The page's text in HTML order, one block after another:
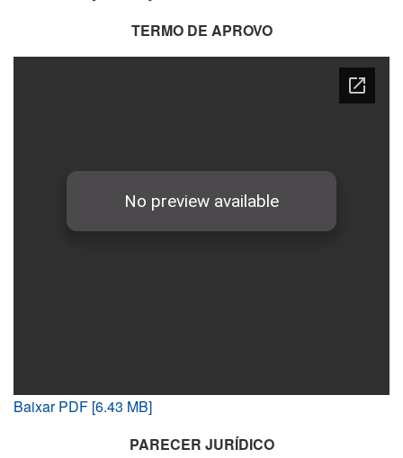
TERMO DE APROVO
Baixar PDF [6.43 MB]
PARECER JURÍDICO